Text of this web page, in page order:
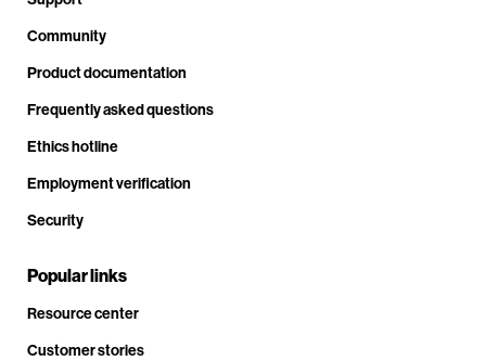
Community
Product documentation
Frequently asked questions
Ethics hotline
Employment verification
Security
Popular links
Resource center
Customer stories